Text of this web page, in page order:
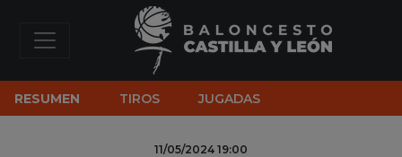
RESUMEN TIROS JUGADAS
11/05/2024 19:00